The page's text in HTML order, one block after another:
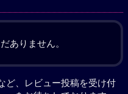
ありません。
ど、レビュー投稿を受け付